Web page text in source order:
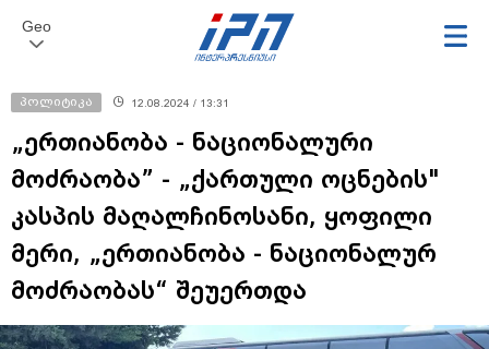
Geo
პოლიტიკა 12.08.2024 / 13:31
„ერთიანობა - ნაციონალური
მოძრაობა” - „ქართული ოცნების"
კასპის მაღალჩინოსანი, ყოფილი
მერი, „ერთიანობა - ნაციონალურ
მოძრაობას“ შეუერთდა